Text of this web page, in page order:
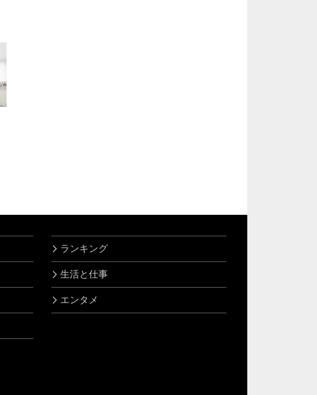
ランキング
生活と仕事
エンタメ